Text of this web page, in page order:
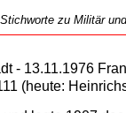
zu Militär
- 13.11.1976
(heute: